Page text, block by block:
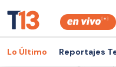
Lo Último Reportajes